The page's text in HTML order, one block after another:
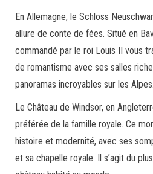
En Allemagne, le Schloss
allure de conte de fées. Situé en
commandé par le roi Louis II vous
de romantisme avec ses salles
panoramas incroyables sur les Alpes.
Le Château de Windsor, en
préférée de la famille royale. Ce
histoire et modernité, avec ses
et sa chapelle royale. Il s’agit du